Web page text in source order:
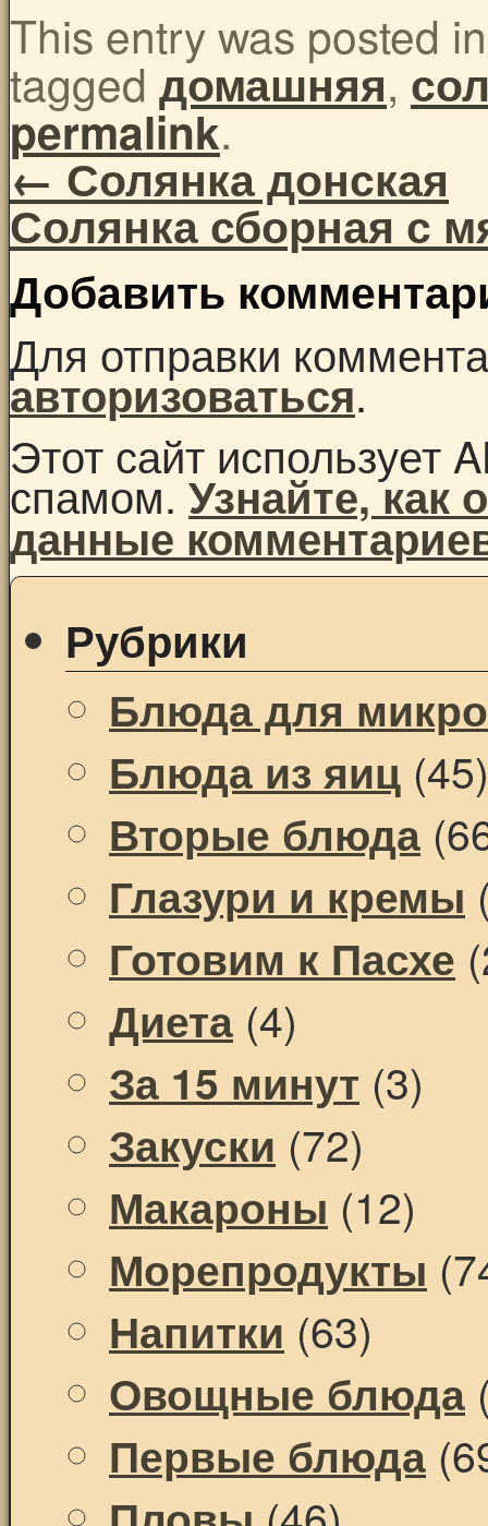
This entry was posted
tagged домашняя,
permalink.
←Солянка донская
Солянка сборная с
Добавить
Для отправки
авторизоваться.
Этот сайт использует
спамом.Узнайте,
данные
Рубрики
Блюда для
Блюда из яиц (45)
Вторые блюда
Глазури и кремы
Готовим к Пасхе
Диета (4)
За 15 минут (3)
Закуски (72)
Макароны (12)
Морепродукты
Напитки (63)
Овощные блюда
Первые блюда